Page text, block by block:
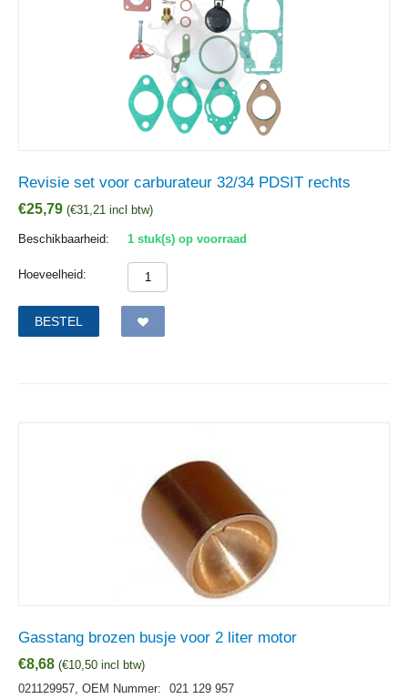
Revisie set voor carburateur 32/34 PDSIT rechts
€25,79 (€31,21 incl btw)
Beschikbaarheid: 1 stuk(s) op voorraad
Hoeveelheid:
BESTEL
Gasstang brozen busje voor 2 liter motor
€8,68 (€10,50 incl btw)
021129957, OEM Nummer:
021 129 957